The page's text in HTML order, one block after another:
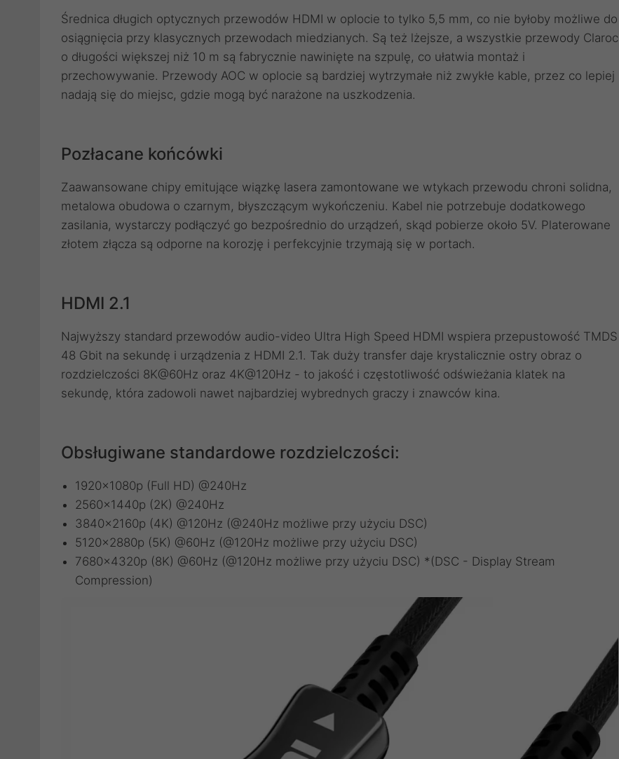
Średnica długich optycznych przewodów HDMI w oplocie to tylko 5,5 mm, co nie byłoby możliwe do
osiągnięcia przy klasycznych przewodach miedzianych. Są też lżejsze, a wszystkie przewody Claroc
o długości większej niż 10 m są fabrycznie nawinięte na szpulę, co ułatwia montaż i
przechowywanie. Przewody AOC w oplocie są bardziej wytrzymałe niż zwykłe kable, przez co lepiej
nadają się do miejsc, gdzie mogą być narażone na uszkodzenia.
Pozłacane końcówki
Zaawansowane chipy emitujące wiązkę lasera zamontowane we wtykach przewodu chroni solidna,
metalowa obudowa o czarnym, błyszczącym wykończeniu. Kabel nie potrzebuje dodatkowego
zasilania, wystarczy podłączyć go bezpośrednio do urządzeń, skąd pobierze około 5V. Platerowane
złotem złącza są odporne na korozję i perfekcyjnie trzymają się w portach.
HDMI 2.1
Najwyższy standard przewodów audio-video Ultra High Speed HDMI wspiera przepustowość TMDS
48 Gbit na sekundę i urządzenia z HDMI 2.1. Tak duży transfer daje krystalicznie ostry obraz o
rozdzielczości 8K@60Hz oraz 4K@120Hz - to jakość i częstotliwość odświeżania klatek na
sekundę, która zadowoli nawet najbardziej wybrednych graczy i znawców kina.
Obsługiwane standardowe rozdzielczości:
1920x1080p (Full HD) @240Hz
2560x1440p (2K) @240Hz
3840x2160p (4K) @120Hz (@240Hz możliwe przy użyciu DSC)
5120x2880p (5K) @60Hz (@120Hz możliwe przy użyciu DSC)
7680x4320p (8K) @60Hz (@120Hz możliwe przy użyciu DSC) *(DSC - Display Stream
Compression)